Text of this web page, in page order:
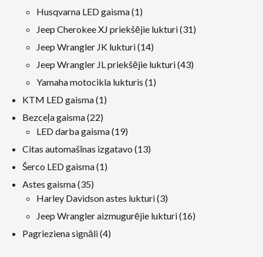
Husqvarna LED gaisma 11
produkts
Jeep Cherokee XJ priekšējie lukturi 3131
Jeep Wrangler JK lukturi 1414
produkti
Jeep Wrangler JL priekšējie lukturi 4343
Yamaha motocikla lukturis 11
KTM LED gaisma 11
Bezceļa gaisma 2222
produkti
LED darba gaisma 1919
produkti
Citas automašīnas izgatavo 1313
Šerco LED gaisma 11
Astes gaisma 3535
produkti
Harley Davidson astes lukturi 33
produkti
Jeep Wrangler aizmugurējie lukturi 1616
Pagrieziena signāli 44